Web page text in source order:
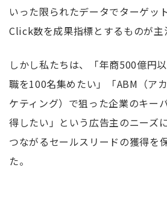
いった限られたデータでターゲッ
Click数を成果指標とするものが主
しかし私たちは、「年商500億円
職を100名集めたい」「ABM（ア
ケティング）で狙った企業のキー
得したい」という広告主のニーズ
つながるセールスリードの獲得を
た。